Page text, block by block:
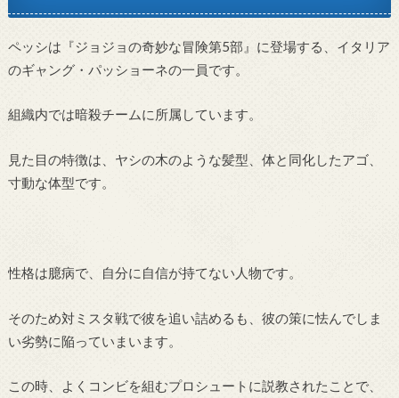
ペッシは『ジョジョの奇妙な冒険第5部』に登場する、イタリア
のギャング・パッショーネの一員です。
組織内では暗殺チームに所属しています。
見た目の特徴は、ヤシの木のような髪型、体と同化したアゴ、
寸動な体型です。
性格は臆病で、自分に自信が持てない人物です。
そのため対ミスタ戦で彼を追い詰めるも、彼の策に怯んでしま
い劣勢に陥っていまいます。
この時、よくコンビを組むプロシュートに説教されたことで、